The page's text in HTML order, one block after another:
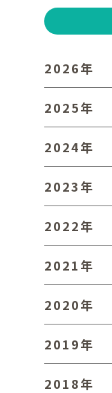
2026年
2025年
2024年
2023年
2022年
2021年
2020年
2019年
2018年